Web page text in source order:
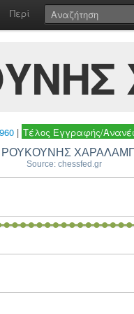
Περί
| Τέλος Εγγραφής/
ΡΟΥΚΟΥΝΗΣ
Source: chessfed.gr